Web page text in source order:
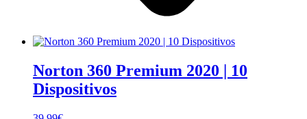
Norton 360 Premium 2020 | 10
Dispositivos